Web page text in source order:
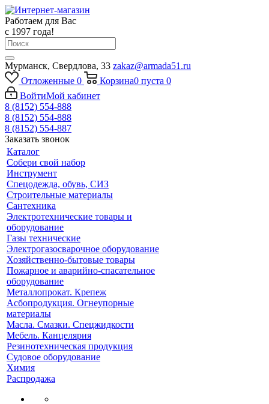
Работаем для Вас
с 1997 года!
Мурманск, Свердлова, 33 zakaz@armada51.ru
Отложенные 0 Корзина0 пуста 0
ВойтиМой кабинет
8 (8152) 554-888
8 (8152) 554-888
8 (8152) 554-887
Заказать звонок
Каталог
Собери свой набор
Инструмент
Спецодежда, обувь, СИЗ
Строительные материалы
Сантехника
Электротехнические товары и
оборудование
Газы технические
Электрогазосварочное оборудование
Хозяйственно-бытовые товары
Пожарное и аварийно-спасательное
оборудование
Металлопрокат. Крепеж
Асбопродукция. Огнеупорные
материалы
Масла. Смазки. Спецжидкости
Мебель. Канцелярия
Резинотехническая продукция
Судовое оборудование
Химия
Распродажа